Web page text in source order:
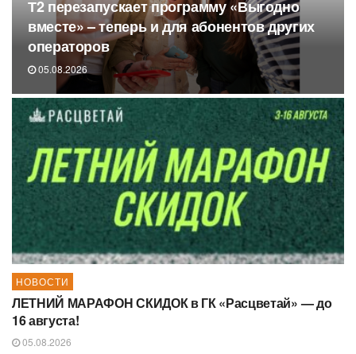
Т2 перезапускает программу «Выгодно
вместе» – теперь и для абонентов других
операторов
05.08.2026
НОВОСТИ
ЛЕТНИЙ МАРАФОН СКИДОК в ГК «Расцветай» — до
16 августа!
05.08.2026